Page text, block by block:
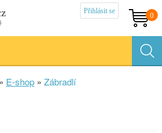
Přihlásit se
0
» E-shop » Zábradlí